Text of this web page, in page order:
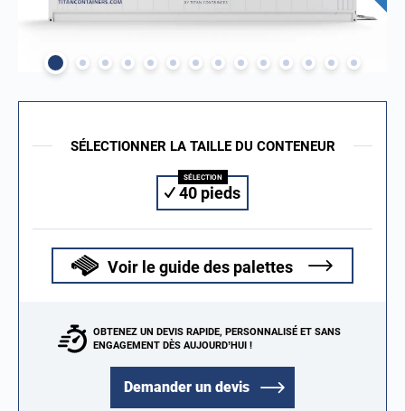
SÉLECTIONNER LA TAILLE DU CONTENEUR
40 pieds
Voir le guide des palettes
Demander un devis
OBTENEZ UN DEVIS RAPIDE, PERSONNALISÉ ET SANS
ENGAGEMENT DÈS AUJOURD’HUI !